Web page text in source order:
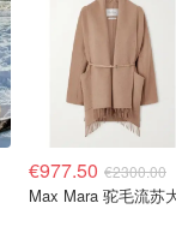
€977.50 €2300.00
Max Mara 驼毛流苏